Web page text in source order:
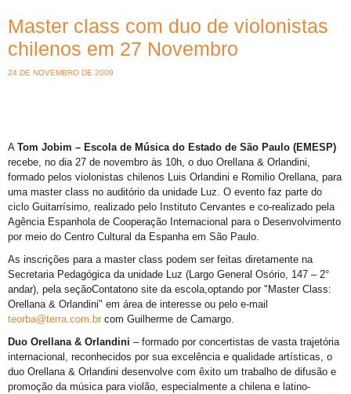
Master class com duo de violonistas
chilenos em 27 Novembro
24 DE NOVEMBRO DE 2009
A Tom Jobim – Escola de Música do Estado de São Paulo (EMESP)
recebe, no dia 27 de novembro às 10h, o duo Orellana & Orlandini,
formado pelos violonistas chilenos Luis Orlandini e Romilio Orellana, para
uma master class no auditório da unidade Luz. O evento faz parte do
ciclo Guitarrísimo, realizado pelo Instituto Cervantes e co-realizado pela
Agência Espanhola de Cooperação Internacional para o Desenvolvimento
por meio do Centro Cultural da Espanha em São Paulo.
As inscrições para a master class podem ser feitas diretamente na
Secretaria Pedagógica da unidade Luz (Largo General Osório, 147 – 2°
andar), pela seçãoContatono site da escola,optando por "Master Class:
Orellana & Orlandini" em área de interesse ou pelo e-mail
teorba@terra.com.br com Guilherme de Camargo.
Duo Orellana & Orlandini – formado por concertistas de vasta trajetória
internacional, reconhecidos por sua excelência e qualidade artísticas, o
duo Orellana & Orlandini desenvolve com êxito um trabalho de difusão e
promoção da música para violão, especialmente a chilena e latino-